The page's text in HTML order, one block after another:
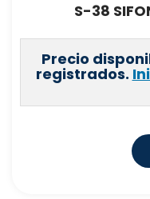
S-38
Precio
registrados.